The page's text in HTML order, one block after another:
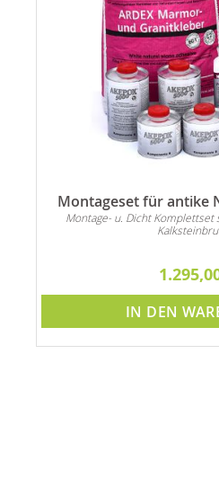
Montageset für antike
Montage- u. Dicht
IN DEN